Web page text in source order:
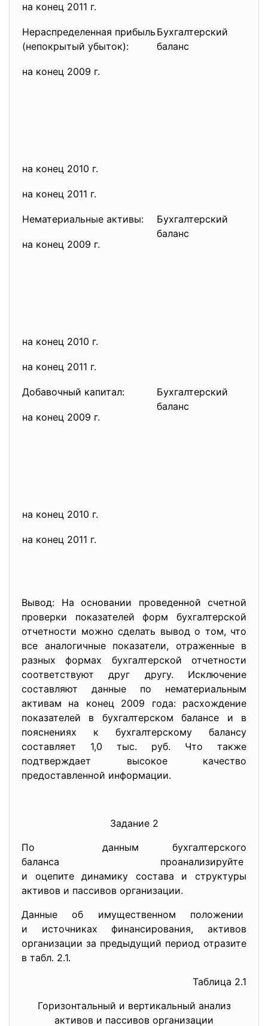
на конец 2011 г.
Нераспределенная прибыль
(непокрытый убыток):
Бухгалтерский
баланс
на конец 2009 г.
на конец 2010 г.
на конец 2011 г.
Нематериальные активы:
Бухгалтерский
баланс
на конец 2009 г.
на конец 2010 г.
на конец 2011 г.
Добавочный капитал:
Бухгалтерский
баланс
на конец 2009 г.
на конец 2010 г.
на конец 2011 г.
Вывод: На основании проведенной счетной
проверки показателей форм бухгалтерской
отчетности можно сделать вывод о том, что
все аналогичные показатели, отраженные в
разных формах бухгалтерской отчетности
соответствуют друг другу. Исключение
составляют данные по нематериальным
активам на конец 2009 года: расхождение
показателей в бухгалтерском балансе и в
пояснениях к бухгалтерскому балансу
составляет 1,0 тыс. руб. Что также
подтверждает высокое качество
предоставленной информации.
Задание 2
По данным бухгалтерского
баланса проанализируйте
и оцепите динамику состава и структуры
активов и пассивов организации.
Данные об имущественном положении
и источниках финансирования, активов
организации за предыдущий период отразите
в табл. 2.1.
Таблица 2.1
Горизонтальный и вертикальный анализ
активов и пассивов организации